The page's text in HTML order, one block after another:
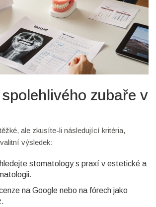
zubaře v
ale zkusíte-li následující kritéria,
výsledek:
stomatology s praxí v estetické a
na Google nebo na fórech jako